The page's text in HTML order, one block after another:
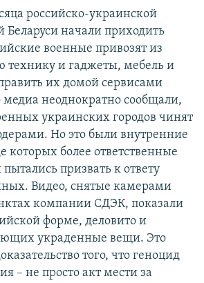
российско-украинской
Беларуси начали приходить
военные привозят из
технику и гаджеты, мебель и
их домой сервисами
медиа неоднократно сообщали,
украинских городов чинят
Но это были внутренние
которых более ответственные
призвать к ответу
Видео, снятые камерами
компании СДЭК, показали
форме, деловито и
украденные вещи. Это
того, что геноцид
– не просто акт мести за